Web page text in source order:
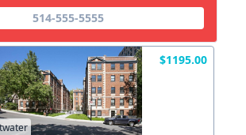
514-555-5555
$1195.00
X Fermer